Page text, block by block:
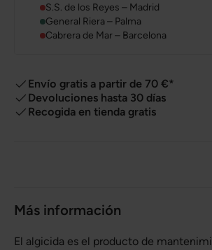
S.S. de los Reyes – Madrid
General Riera – Palma
Cabrera de Mar – Barcelona
Envío gratis a partir de 70 €*
Devoluciones hasta 30 días
Recogida en tienda gratis
Más información
El algicida es el producto de